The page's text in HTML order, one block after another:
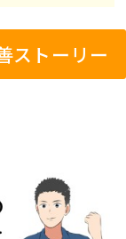
ストーリー